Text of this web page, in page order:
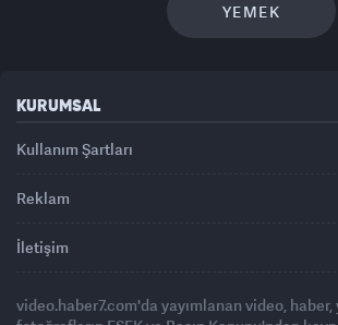
YEMEK
KURUMSAL
Kullanım Şartları
Reklam
İletişim
video.haber7.com'da yayımlanan video, haber,